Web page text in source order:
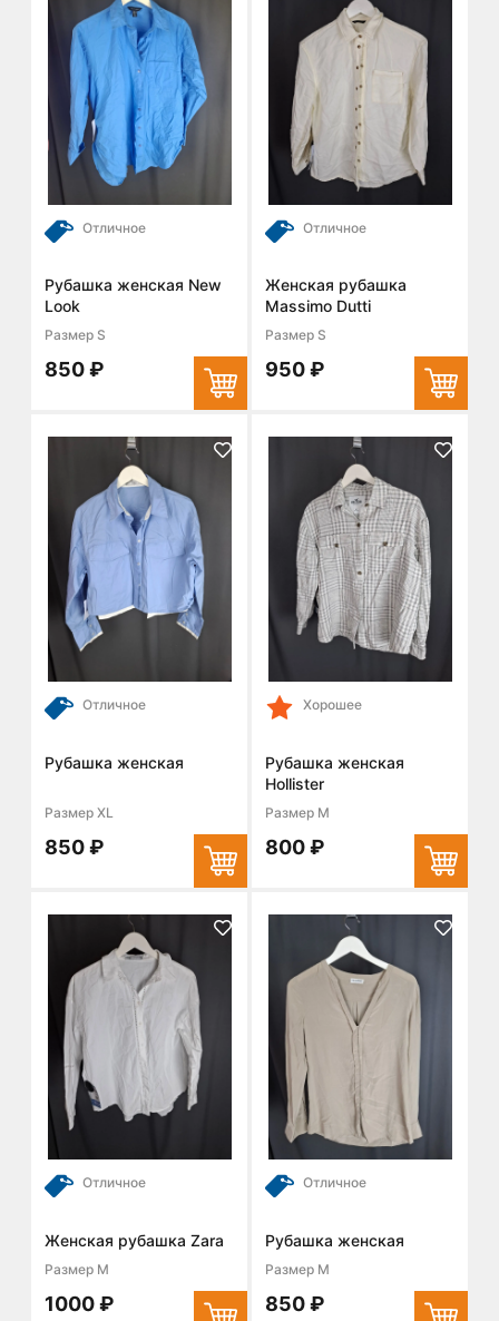
Отличное
Рубашка женская New
Look
Размер S
850 ₽
Отличное
Женская рубашка
Massimo Dutti
Размер S
950 ₽
Отличное
Рубашка женская
Размер XL
850 ₽
Хорошее
Рубашка женская
Hollister
Размер M
800 ₽
Отличное
Женская рубашка Zara
Размер M
1000 ₽
Отличное
Рубашка женская
Размер M
850 ₽